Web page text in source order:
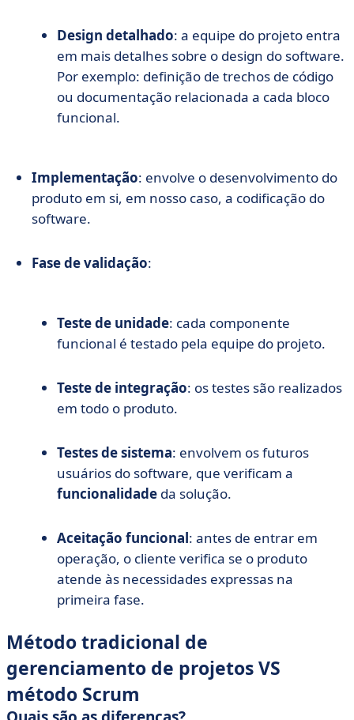
Design detalhado: a equipe do projeto entra
em mais detalhes sobre o design do software.
Por exemplo: definição de trechos de código
ou documentação relacionada a cada bloco
funcional.
Implementação: envolve o desenvolvimento do
produto em si, em nosso caso, a codificação do
software.
Fase de validação:
Teste de unidade: cada componente
funcional é testado pela equipe do projeto.
Teste de integração: os testes são realizados
em todo o produto.
Testes de sistema: envolvem os futuros
usuários do software, que verificam a
funcionalidade da solução.
Aceitação funcional: antes de entrar em
operação, o cliente verifica se o produto
atende às necessidades expressas na
primeira fase.
Método tradicional de
gerenciamento de projetos VS
método Scrum